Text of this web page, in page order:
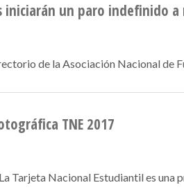
iniciarán un paro indefinido
de la Asociación Nacional de
TNE 2017
Tarjeta Nacional Estudiantil es